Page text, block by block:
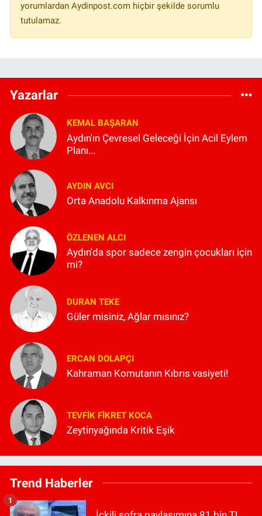
yorumlardan Aydinpost.com hiçbir şekilde sorumlu
tutulamaz.
Yazarlar
KEMAL BAŞARAN
Aydın'ın Çevresel Geleceği İçin Acil Eylem
Planı...
AYDIN AVCI
Orta Anadolu Kalkınma Ajansı
ÖZLENEN ALCI
Aydın'da spor sadece zengin çocukları için
mi?
DURAN TEKE
Güler misiniz, Ağlar mısınız?
ERCAN DOLAPÇI
Kahraman Komutanın Kıbrıs vasiyeti!
TEVFIK FIKRET KOCA
Zeytinyağında Kritik Eşik
Trend Haberler
1